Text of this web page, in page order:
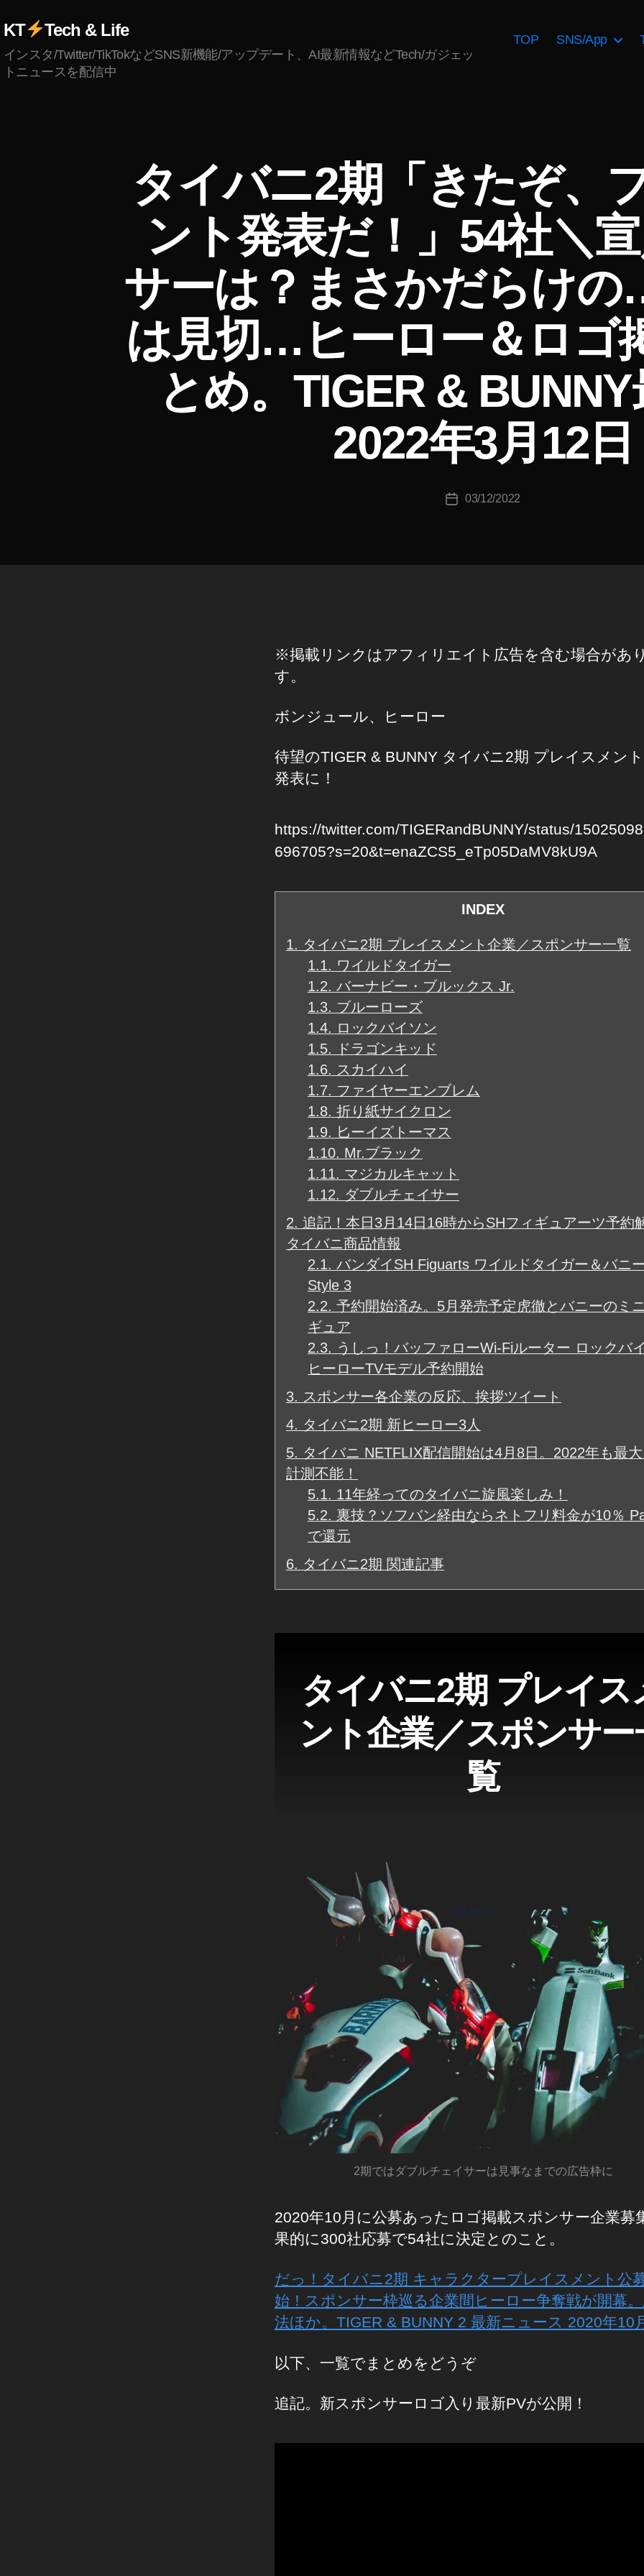
KT Tech & Life
インスタ/Twitter/TikTokなどSNS新機能/アップデート、AI最新情報などTech/ガジェッ
トニュースを配信中
TOP SNS/App
テ
N
メ
タイバニ2期「きたぞ、
ント発表だ！」54社＼
サーは？まさかだらけ
は見切…ヒーロー＆ロゴ
とめ。TIGER &
2022年3月12日
投
作
者
:
o
u
hi
a
投
03/12/2022
※掲載リンクはアフィリエイト広告を含む場合があ
す。
ボンジュール、ヒーロー
待望のTIGER & BUNNY タイバニ2期 プレイスメン
発表に！
https://twitter.com/TIGERandBUNNY/status/
696705?s=20&t=enaZCS5_eTp05DaMV8kU9A
INDEX
1. タイバニ2期 プレイスメント企業／スポンサー一覧
1.1. ワイルドタイガー
1.2. バーナビー・ブルックス Jr.
1.3. ブルーローズ
1.4. ロックバイソン
1.5. ドラゴンキッド
1.6. スカイハイ
1.7. ファイヤーエンブレム
1.8. 折り紙サイクロン
1.9. 匕ーイズトーマス
1.10. Mr.ブラック
1.11. マジカルキャット
1.12. ダブルチェイサー
2. 追記！本日3月14日16時からSHフィギュアーツ予約
タイバニ商品情報
2.1. バンダイSH Figuarts ワイルドタイガー＆バニ
Style 3
2.2. 予約開始済み。5月発売予定虎徹とバニーのミ
ギュア
2.3. うしっ！バッファローWi-Fiルーター ロックバ
ヒーローTVモデル予約開始
3. スポンサー各企業の反応、挨拶ツイート
4. タイバニ2期 新ヒーロー3人
5. タイバニ NETFLIX配信開始は4月8日。2022年も最
計測不能！
5.1. 11年経ってのタイバニ旋風楽しみ！
5.2. 裏技？ソフバン経由ならネトフリ料金が10％
で還元
6. タイバニ2期 関連記事
タイバニ2期 プレイス
ント企業／スポンサー
覧
2期ではダブルチェイサーは見事なまでの広告枠に
2020年10月に公募あったロゴ掲載スポンサー企業募
果的に300社応募で54社に決定とのこと。
だっ！タイバニ2期 キャラクタープレイスメント公
始！スポンサー枠巡る企業間ヒーロー争奪戦が開幕
法ほか。TIGER & BUNNY 2 最新ニュース 2020年10
以下、一覧でまとめをどうぞ
追記。新スポンサーロゴ入り最新PVが公開！